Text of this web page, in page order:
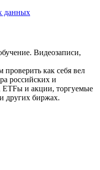
данных
Видеозаписи,
как себя вел
российских и
и акции, торгуемые
биржах.